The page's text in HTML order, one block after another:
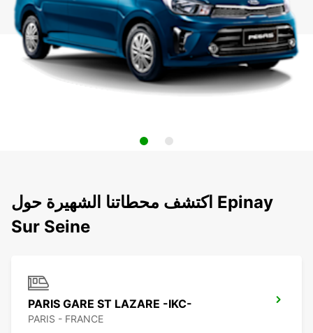
اكتشف محطاتنا الشهيرة حول Epinay
Sur Seine
PARIS GARE ST LAZARE -IKC-
PARIS - FRANCE